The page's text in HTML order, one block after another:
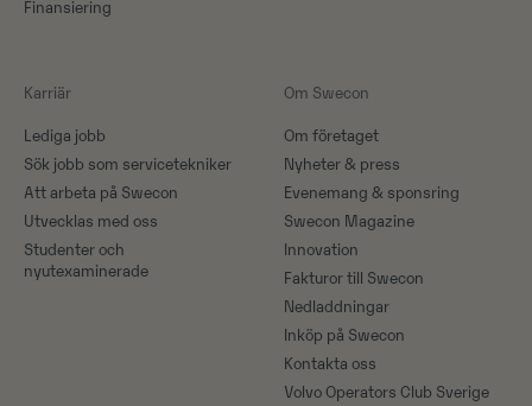
Finansiering
Karriär
Lediga jobb
Sök jobb som servicetekniker
Att arbeta på Swecon
Utvecklas med oss
Studenter och
nyutexaminerade
Om Swecon
Om företaget
Nyheter & press
Evenemang & sponsring
Swecon Magazine
Innovation
Fakturor till Swecon
Nedladdningar
Inköp på Swecon
Kontakta oss
Volvo Operators Club Sverige